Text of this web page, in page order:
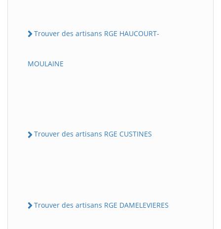
Trouver des artisans RGE HAUCOURT-
MOULAINE
Trouver des artisans RGE CUSTINES
Trouver des artisans RGE DAMELEVIERES